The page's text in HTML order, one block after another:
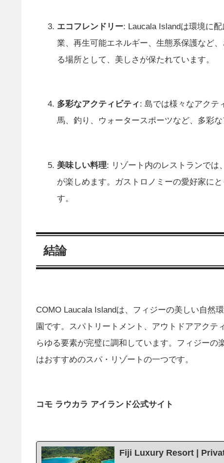
エコフレンドリー: Laucala Islandは環境に
業、再生可能エネルギー、生態系保護など
る場所として、美しさが保たれています。
多彩なアクティビティ: 島では様々なアクテ
馬、釣り、ウォータースポーツなど、多彩
美味しい料理: リゾート内のレストランでは
が楽しめます。ガストロノミーの愛好家に
す。
結論
COMO Laucala Islandは、フィジーの美しい自然
園です。スパトリートメント、アウトドアアク
らゆる要素が完璧に調和しています。フィジーの
はおすすめのスパ・リゾートの一つです。
コモ ラウカラ アイランド公式サイト
Fiji Luxury Resort |